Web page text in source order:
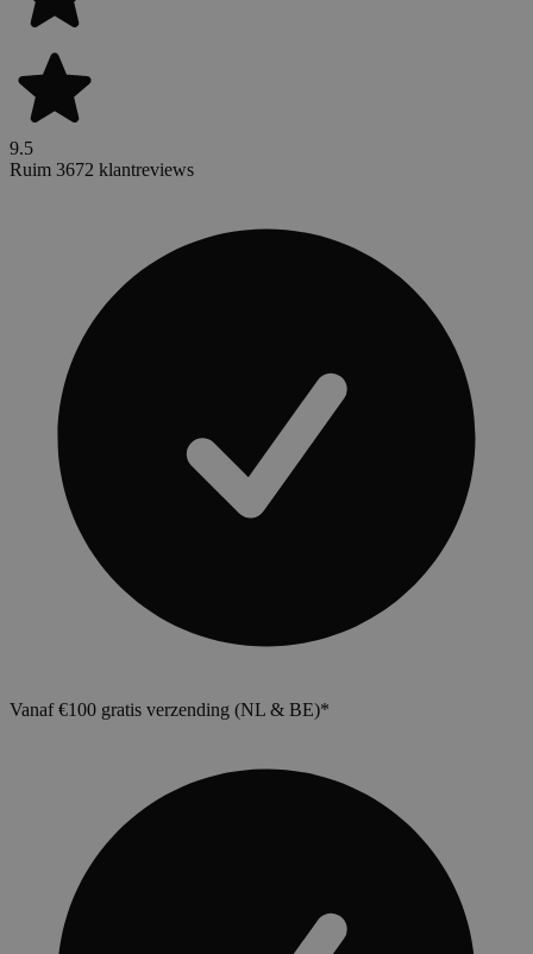
9.5
Ruim 3672 klantreviews
Vanaf €100 gratis verzending (NL & BE)*